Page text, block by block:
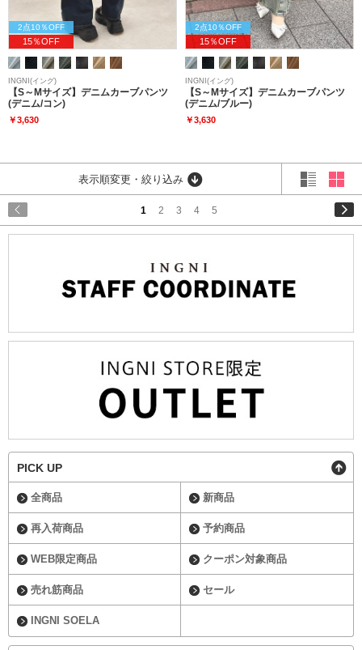
2点10％OFF
15％OFF
INGNI(イング)
【S～Mサイズ】デニムカーブパンツ
(デニム/コン)
￥3,630
2点10％OFF
15％OFF
INGNI(イング)
【S～Mサイズ】デニムカーブパンツ
(デニム/ブルー)
￥3,630
表示順変更・絞り込み
1 2 3 4 5
PICK UP
全商品 新商品
再入荷商品 予約商品
WEB限定商品 クーポン対象商品
売れ筋商品 セール
INGNI SOELA